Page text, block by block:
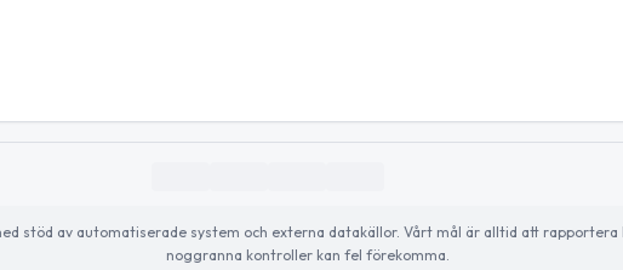
stöd av automatiserade system och externa datakällor. Vårt mål är alltid att
noggranna kontroller kan fel förekomma.